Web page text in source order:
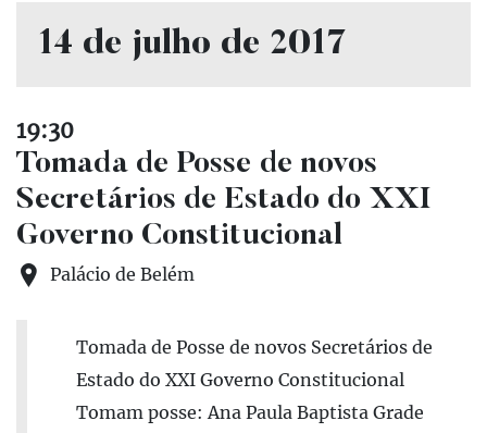
14 de julho de 2017
19:30
Tomada de Posse de novos
Secretários de Estado do XXI
Governo Constitucional
Palácio de Belém
Tomada de Posse de novos Secretários de
Estado do XXI Governo Constitucional
Tomam posse: Ana Paula Baptista Grade